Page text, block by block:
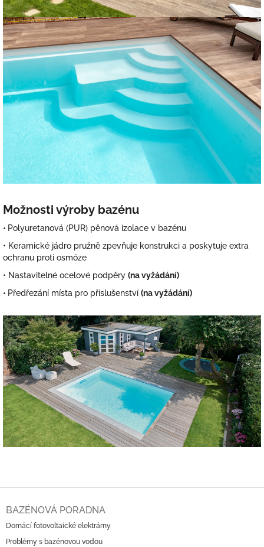
Možnosti výroby bazénu
• Polyuretanová (PUR) pěnová izolace v bazénu
• Keramické jádro pružně zpevňuje konstrukci a poskytuje extra
ochranu proti osmóze
• Nastavitelné ocelové podpěry (na vyžádání)
• Předřezání místa pro příslušenství (na vyžádání)
BAZÉNOVÁ PORADNA
Domácí fotovoltaické elektrárny
Problémy s bazénovou vodou